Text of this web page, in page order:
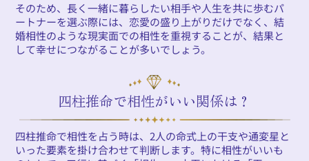
そのため、長く一緒に暮らしたい相手や人生を共に歩むパ
ートナーを選ぶ際には、恋愛の盛り上がりだけでなく、結
婚相性のような現実面での相性を重視することが、結果と
して幸せにつながることが多いでしょう。
四柱推命で相性がいい関係は？
四柱推命で相性を占う時は、2人の命式上の干支や通変星と
いった要素を掛け合わせて判断します。特に相性がいいも